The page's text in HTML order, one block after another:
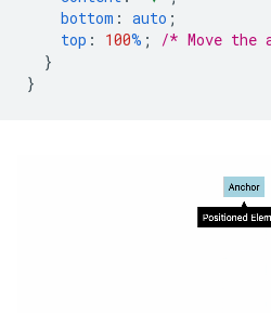
bottom : auto ;
top : 100% ;
/* Move the
}
}